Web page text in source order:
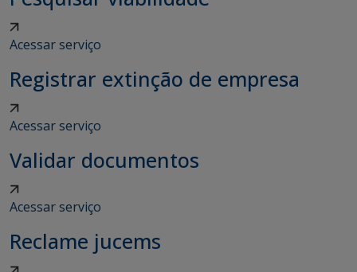
Acessar serviço
Registrar extinção de empresa
Acessar serviço
Validar documentos
Acessar serviço
Reclame jucems